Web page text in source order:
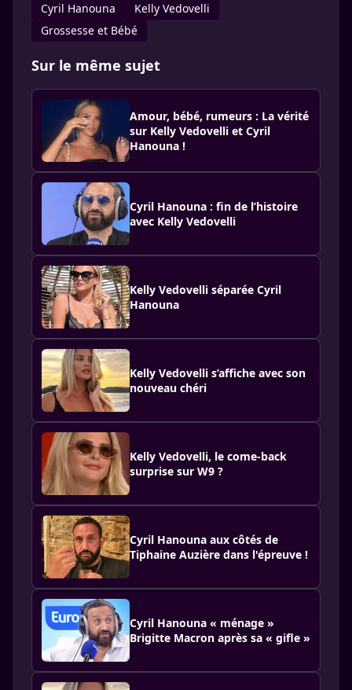
Cyril Hanouna
Kelly Vedovelli
Grossesse et Bébé
Sur le même sujet
Amour, bébé, rumeurs : La vérité
sur Kelly Vedovelli et Cyril
Hanouna !
Cyril Hanouna : fin de l’histoire
avec Kelly Vedovelli
Kelly Vedovelli séparée Cyril
Hanouna
Kelly Vedovelli s’affiche avec son
nouveau chéri
Kelly Vedovelli, le come-back
surprise sur W9 ?
Cyril Hanouna aux côtés de
Tiphaine Auzière dans l'épreuve !
Cyril Hanouna « ménage »
Brigitte Macron après sa « gifle »